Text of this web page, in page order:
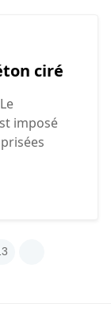
ciré
imposé